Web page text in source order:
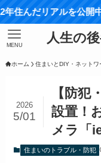
を公開中！家づくり
人生の
MENU
ホーム 住まいとDIY・ネットワ
【防犯
設置！
メラ「
2026
5/01
住まいのトラブル・防犯